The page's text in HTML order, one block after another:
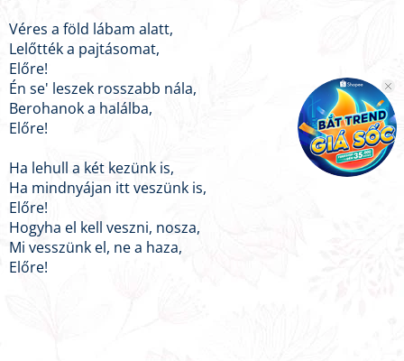
Véres a föld lábam alatt,
Lelőtték a pajtásomat,
Előre!
Én se' leszek rosszabb nála,
Berohanok a halálba,
Előre!
Ha lehull a két kezünk is,
Ha mindnyájan itt veszünk is,
Előre!
Hogyha el kell veszni, nosza,
Mi vesszünk el, ne a haza,
Előre!